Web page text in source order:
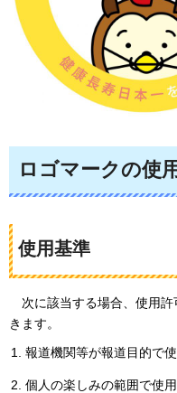
ロゴマークの使
使用基準
次に該当する場合、使用
きます。
報道機関等が報道目的で
個人の楽しみの範囲で使